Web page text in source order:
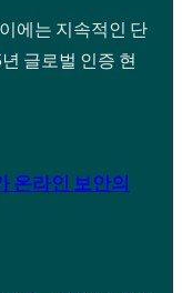
에는 지속적인 단
글로벌 인증 현
온라인 보안의